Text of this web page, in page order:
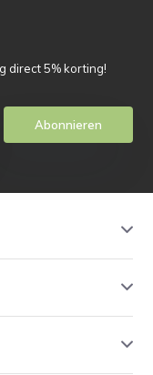
direct 5% korting!
Abonnieren